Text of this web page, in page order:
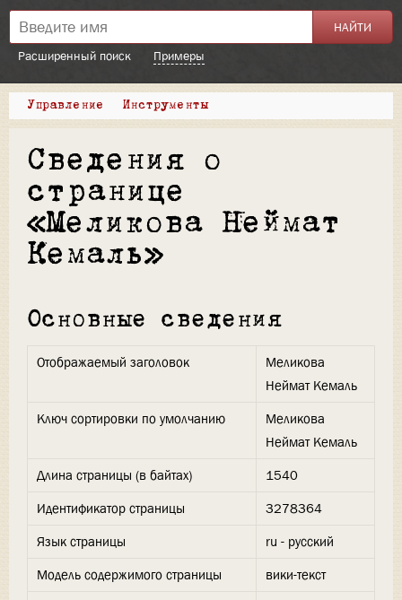
Расширенный поиск Примеры
Управление Инструменты
Сведения о
странице
«Меликова Неймат
Кемаль»
Основные сведения
Отображаемый заголовок
Меликова
Неймат Кемаль
Ключ сортировки по умолчанию
Меликова
Неймат Кемаль
Длина страницы (в байтах)
1540
Идентификатор страницы
3278364
Язык страницы
ru - русский
Модель содержимого страницы
вики-текст